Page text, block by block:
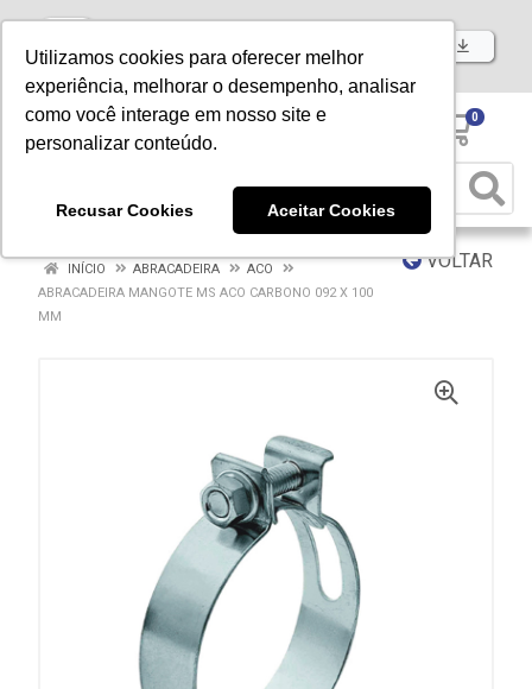
Utilizamos cookies para oferecer melhor
experiência, melhorar o desempenho, analisar
como você interage em nosso site e
personalizar conteúdo.
Recusar Cookies Aceitar Cookies
Baixe já nosso APP
0
VOLTAR
INÍCIO ABRACADEIRA
ACO
ABRACADEIRA MANGOTE MS ACO CARBONO 092 X 100
MM